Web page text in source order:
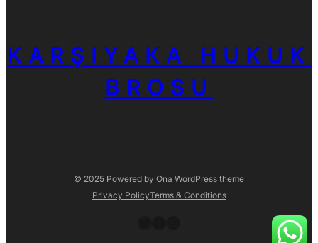
KARŞIYAKA HUKUK
BROSU
© 2025 Powered by Ona WordPress theme
Privacy PolicyTerms & Conditions